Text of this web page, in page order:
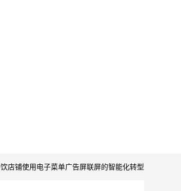
店铺使用电子菜单广告屏联屏的智能化转型